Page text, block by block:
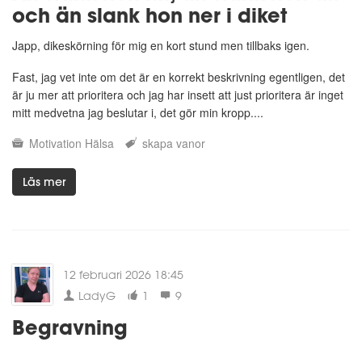
och än slank hon ner i diket
Japp, dikeskörning för mig en kort stund men tillbaks igen.
Fast, jag vet inte om det är en korrekt beskrivning egentligen, det
är ju mer att prioritera och jag har insett att just prioritera är inget
mitt medvetna jag beslutar i, det gör min kropp....
Motivation Hälsa skapa vanor
Läs mer
12 februari 2026 18:45
LadyG
1 9
Begravning